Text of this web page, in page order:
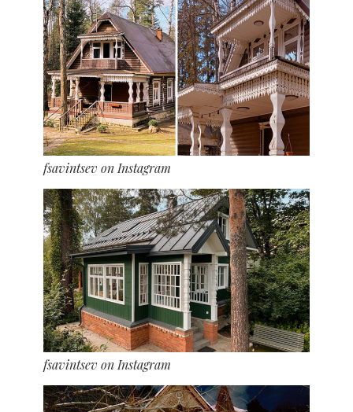
fsavintsev on Instagram
fsavintsev on Instagram